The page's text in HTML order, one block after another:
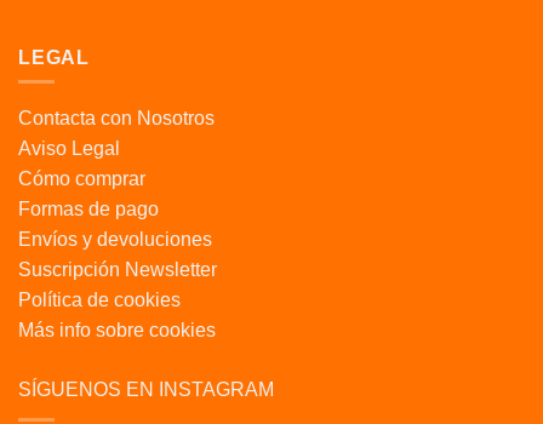
LEGAL
Contacta con Nosotros
Aviso Legal
Cómo comprar
Formas de pago
Envíos y devoluciones
Suscripción Newsletter
Política de cookies
Más info sobre cookies
SÍGUENOS EN INSTAGRAM